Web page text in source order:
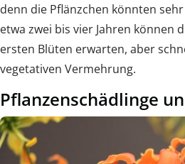
denn die Pflänzchen könnten
etwa zwei bis vier Jahren können
ersten Blüten erwarten, aber
vegetativen Vermehrung.
Pflanzenschädlinge